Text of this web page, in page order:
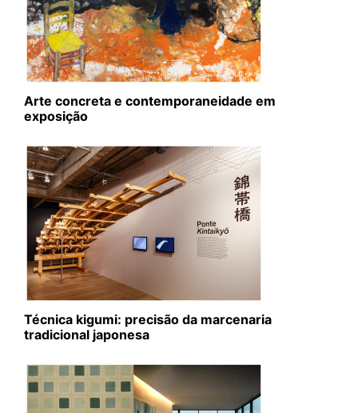
Arte concreta e contemporaneidade em
exposição
Técnica kigumi: precisão da marcenaria
tradicional japonesa